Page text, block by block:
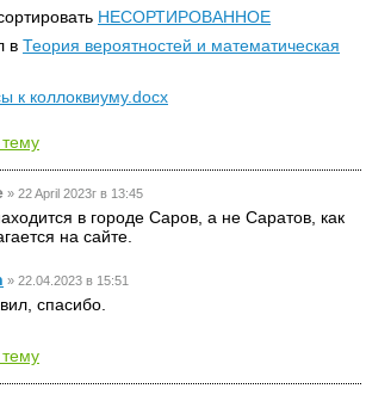
НЕСОРТИРОВАННОЕ
в Теория вероятностей и математическая
к коллоквиуму.docx
тему
» 22 April 2023г в 13:45
в городе Саров, а не Саратов, как
на сайте.
» 22.04.2023 в 15:51
спасибо.
тему